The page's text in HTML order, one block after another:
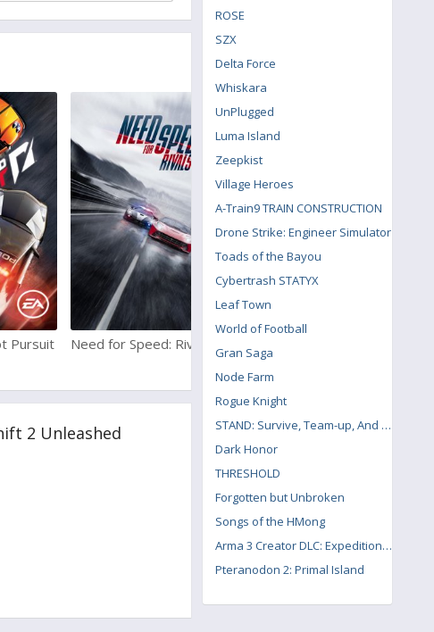
Pursuit Need for Speed: Rivals
2 Unleashed
ROSE
SZX
Delta Force
Whiskara
UnPlugged
Luma Island
Zeepkist
Village Heroes
A-Train9 TRAIN CONSTRUCTION
Drone Strike: Engineer Simulator
Toads of the Bayou
Cybertrash STATYX
Leaf Town
World of Football
Gran Saga
Node Farm
Rogue Knight
STAND: Survive, Team-up, And Never Die
Dark Honor
THRESHOLD
Forgotten but Unbroken
Songs of the HMong
Arma 3 Creator DLC: Expeditionary Forces
Pteranodon 2: Primal Island